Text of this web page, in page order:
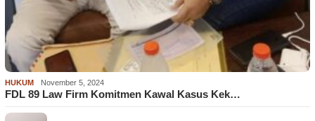
HUKUM November 5, 2024
FDL 89 Law Firm Komitmen Kawal Kasus Kek…